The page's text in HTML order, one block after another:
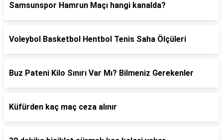
Samsunspor Hamrun Maçı hangi kanalda?
Voleybol Basketbol Hentbol Tenis Saha Ölçüleri
Buz Pateni Kilo Sınırı Var Mı? Bilmeniz Gerekenler
Küfürden kaç maç ceza alınır